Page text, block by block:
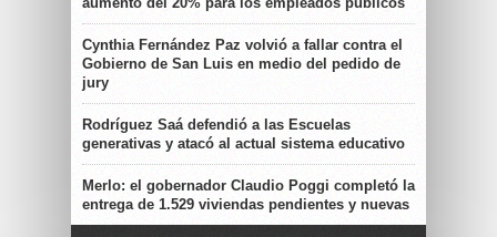
Cynthia Fernández Paz volvió a fallar contra el
Gobierno de San Luis en medio del pedido de
jury
Rodríguez Saá defendió a las Escuelas
generativas y atacó al actual sistema educativo
Merlo: el gobernador Claudio Poggi completó la
entrega de 1.529 viviendas pendientes y nuevas